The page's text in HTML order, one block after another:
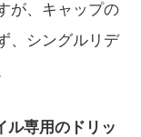
が、キャップの
、シングルリデ
ル専用のドリッ